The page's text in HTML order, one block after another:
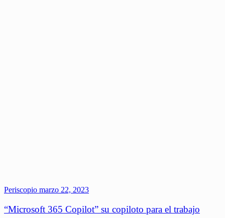
Periscopio marzo 22, 2023
“Microsoft 365 Copilot” su copiloto para el trabajo